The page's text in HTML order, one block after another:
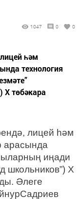
1047 0 0
һәм
технология
X төбәкара
лицей һәм
арасында
иңади
школьников”) X
Әлеге